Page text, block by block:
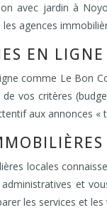
avec jardin à
agences
EN LIGNE
comme Le Bon
vos critères
aux annonces
locales
et
les services et